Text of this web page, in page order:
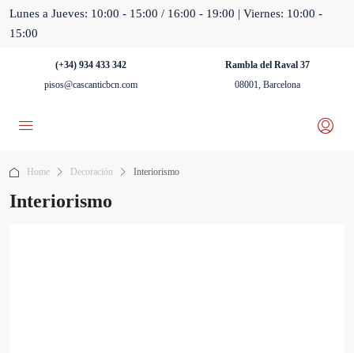
Lunes a Jueves: 10:00 - 15:00 / 16:00 - 19:00 | Viernes: 10:00 -
15:00
(+34) 934 433 342
pisos@cascanticbcn.com
Rambla del Raval 37
08001, Barcelona
Home Decoración Interiorismo
Interiorismo